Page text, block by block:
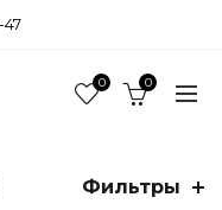
47
0 0
Фильтры